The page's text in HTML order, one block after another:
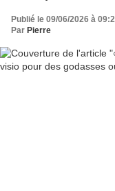
Publié le 09/06/2026 à
Par Pierre